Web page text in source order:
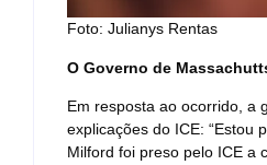
Foto: Julianys Rentas
O Governo de
Em resposta ao ocorrido, a
explicações do ICE: “Estou
Milford foi preso pelo ICE a